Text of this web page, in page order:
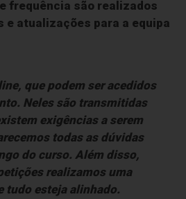
frequência são realizados
atualizações para a equipa
que podem ser acedidos
Neles são transmitidas
exigências a serem
todas as dúvidas
do curso. Além disso,
realizamos uma
tudo esteja alinhado.